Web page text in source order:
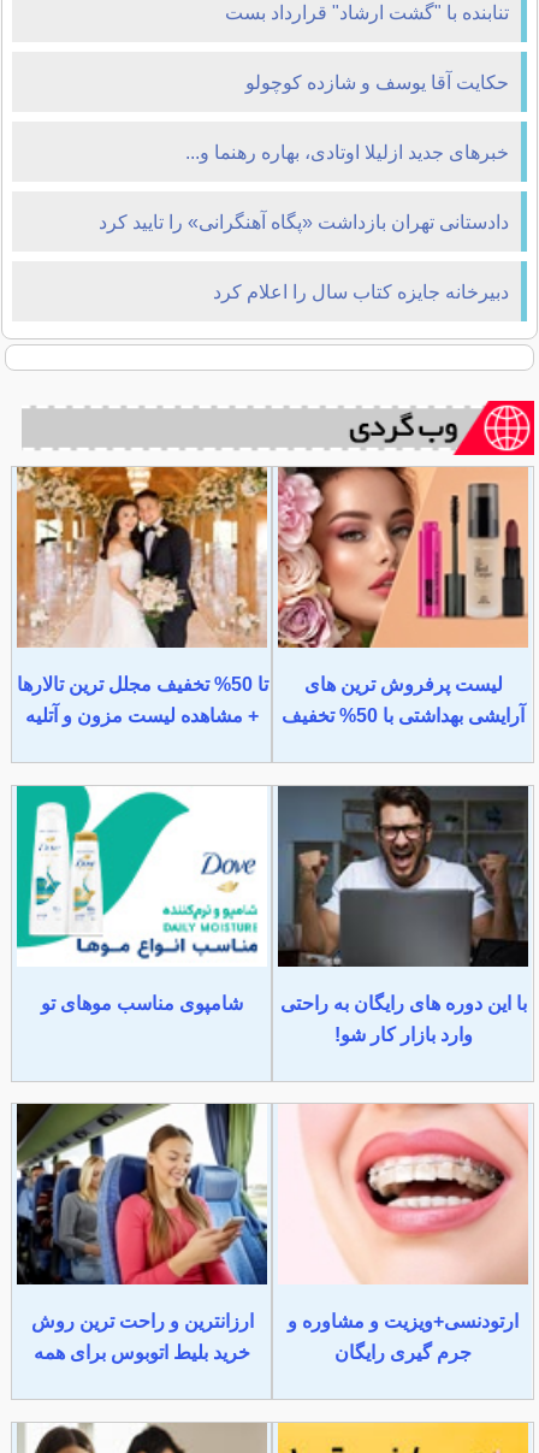
تنابنده با "گشت ارشاد" قرارداد بست
حکایت آقا یوسف و شازده کوچولو
خبرهای جدید ازلیلا اوتادی، بهاره رهنما و...
دادستانی تهران بازداشت «پگاه آهنگرانی» را تایید كرد
دبیرخانه جایزه كتاب سال را اعلام کرد
لیست پرفروش ترین های
آرایشی بهداشتی با 50% تخفیف
تا 50% تخفیف مجلل ترین تالارها
+ مشاهده لیست مزون و آتلیه
با این دوره های رایگان به راحتی
وارد بازار کار شو!
شامپوی مناسب موهای تو
ارتودنسی+ویزیت و مشاوره و
جرم گیری رایگان
ارزانترین و راحت ترین روش
خرید بلیط اتوبوس برای همه